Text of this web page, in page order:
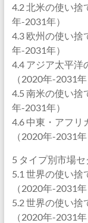
4.2 北米の使い捨
年-2031年）
4.3 欧州の使い捨
年-2031年）
4.4 アジア太平洋
（2020年-2031年
4.5 南米の使い捨
年-2031年）
4.6 中東・アフリ
（2020年-2031年
5 タイプ別市場セ
5.1 世界の使い
（2020年-2031年
5.2 世界の使い
（2020年-2031年